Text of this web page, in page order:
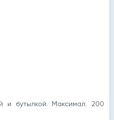
и бутылкой. Максимал. 200